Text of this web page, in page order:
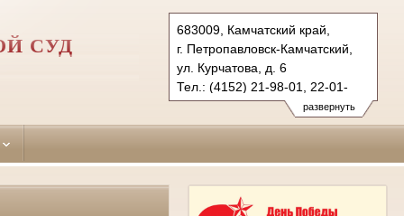
развернуть
683009, Камчатский край,
г. Петропавловск-Камчатский,
ул. Курчатова, д. 6
Тел.: (4152) 21-98-01, 22-01-
12 (ф.)
p-kamchatsky.kam@sudrf.ru
СУД